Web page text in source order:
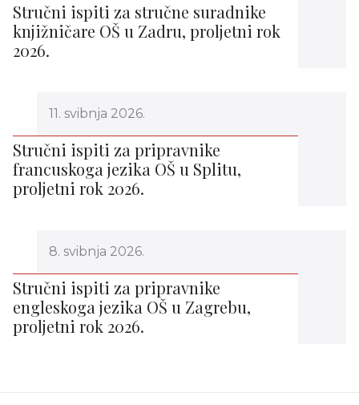
Stručni ispiti za stručne suradnike
knjižničare OŠ u Zadru, proljetni rok
2026.
11. svibnja 2026.
Stručni ispiti za pripravnike
francuskoga jezika OŠ u Splitu,
proljetni rok 2026.
8. svibnja 2026.
Stručni ispiti za pripravnike
engleskoga jezika OŠ u Zagrebu,
proljetni rok 2026.